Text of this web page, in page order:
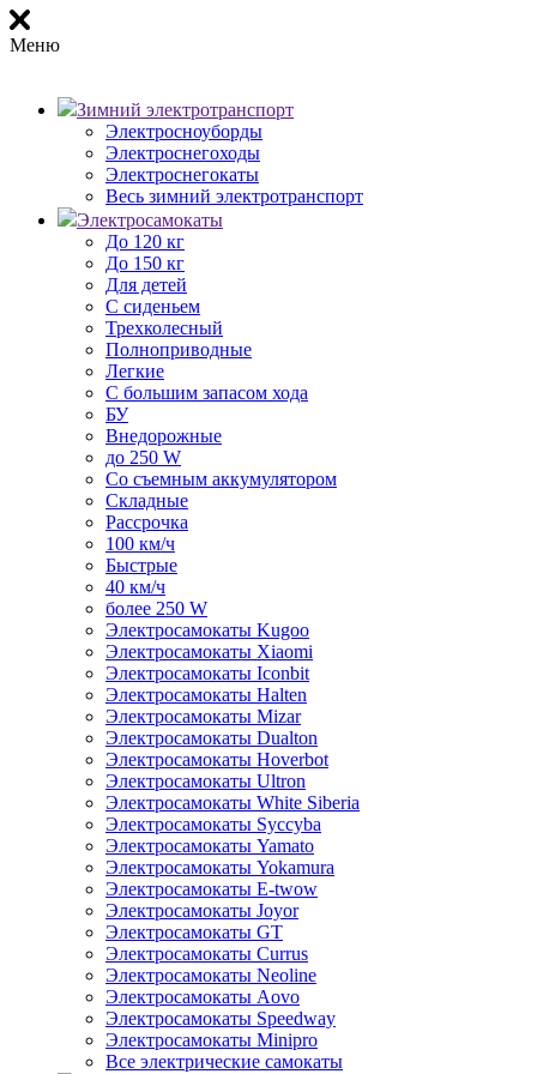
Меню
Зимний электротранспорт
Электросноуборды
Электроснегоходы
Электроснегокаты
Весь зимний электротранспорт
Электросамокаты
До 120 кг
До 150 кг
Для детей
С сиденьем
Трехколесный
Полноприводные
Легкие
С большим запасом хода
БУ
Внедорожные
до 250 W
Со съемным аккумулятором
Складные
Рассрочка
100 км/ч
Быстрые
40 км/ч
более 250 W
Электросамокаты Kugoo
Электросамокаты Xiaomi
Электросамокаты Iconbit
Электросамокаты Halten
Электросамокаты Mizar
Электросамокаты Dualton
Электросамокаты Hoverbot
Электросамокаты Ultron
Электросамокаты White Siberia
Электросамокаты Syccyba
Электросамокаты Yamato
Электросамокаты Yokamura
Электросамокаты E-twow
Электросамокаты Joyor
Электросамокаты GT
Электросамокаты Currus
Электросамокаты Neoline
Электросамокаты Aovo
Электросамокаты Speedway
Электросамокаты Minipro
Все электрические самокаты